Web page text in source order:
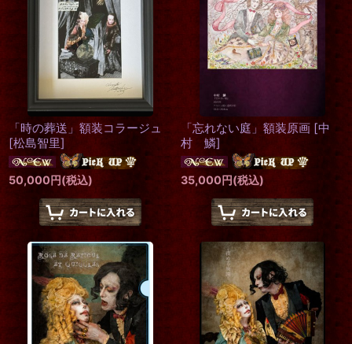
「時の葬送」額装コラージュ
[松島智里]
50,000円(税込)
「忘れない庭」額装原画 [中
村 鱗]
35,000円(税込)